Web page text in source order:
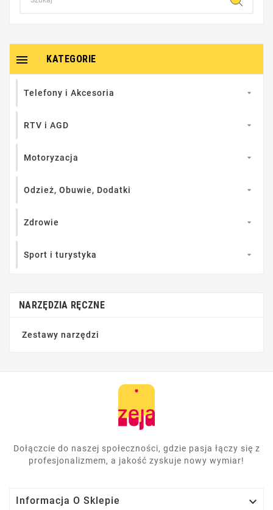
KATEGORIE

Telefony i Akcesoria 
RTV i AGD 
Motoryzacja 
Odzież, Obuwie, Dodatki 
Zdrowie 
Sport i turystyka 
NARZĘDZIA RĘCZNE
Zestawy narzędzi
Dołączcie do naszej społeczności, gdzie pasja łączy się z
profesjonalizmem, a jakość zyskuje nowy wymiar!
Informacja O Sklepie 